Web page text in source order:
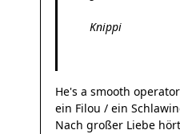
Knippi
He's a smooth
ein Filou / ein
Nach großer Liebe